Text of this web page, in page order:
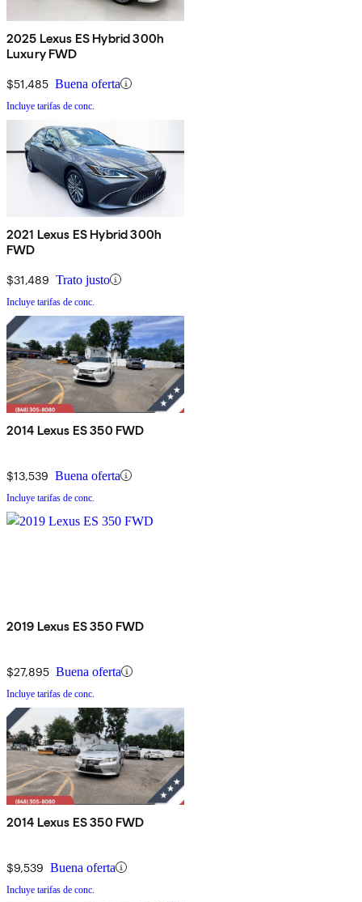
2025 Lexus ES Hybrid 300h
Luxury FWD
$51,485 Buena oferta
Incluye tarifas de conc.
2021 Lexus ES Hybrid 300h
FWD
$31,489 Trato justo
Incluye tarifas de conc.
2014 Lexus ES 350 FWD
$13,539 Buena oferta
Incluye tarifas de conc.
2019 Lexus ES 350 FWD
$27,895 Buena oferta
Incluye tarifas de conc.
2014 Lexus ES 350 FWD
$9,539 Buena oferta
Incluye tarifas de conc.